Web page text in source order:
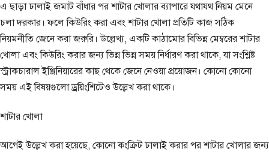
এ ছাড়া ঢালাই জমাট বাঁধার পর শাটার খোলার ব্যাপারে যথাযথ নিয়ম মেনে
চলা দরকার। ফলে কিউরিং করা এবং শাটার খোলা প্রতিটি কাজ সঠিক
নিয়মনীতি জেনে করা জরুরি। উল্লেখ্য, একটি কাঠামোর বিভিন্ন মেম্বরের শাটার
খোলা এবং কিউরিং করার জন্য ভিন্ন ভিন্ন সময় নির্ধারণ করা থাকে, যা সংশ্লিষ্ট
স্ট্রাকচারাল ইঞ্জিনিয়ারের কাছ থেকে জেনে নেওয়া প্রয়োজন। কোনো কোনো
সময় এই বিষয়গুলো ড্রয়িংশিটেও উল্লেখ করা থাকে।
শাটার খোলা
আগেই উল্লেখ করা হয়েছে, কোনো কংক্রিট ঢালাই করার পর শাটার খোলার জন্য